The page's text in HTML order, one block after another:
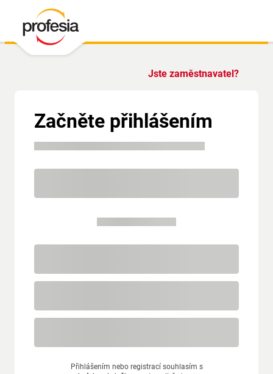
Jste zaměstnavatel?
Začněte přihlášením
Přihlášením nebo registrací souhlasím s